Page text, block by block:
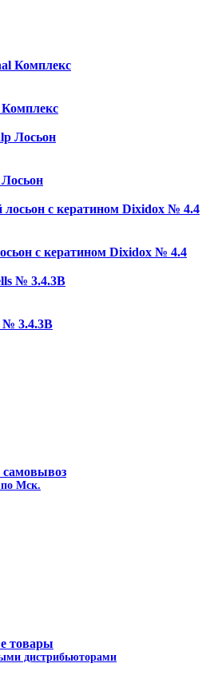
с кератином Dixidox № 4.4
№ 3.4.3B
самовывоз
по Мск.
товары
дистрибьюторами